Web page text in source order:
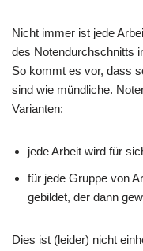
Nicht immer ist jede
des Notendurchschnitts
So kommt es vor, dass
sind wie mündliche.
Varianten:
jede Arbeit wird für
für jede Gruppe von
gebildet, der dann
Dies ist (leider) nicht